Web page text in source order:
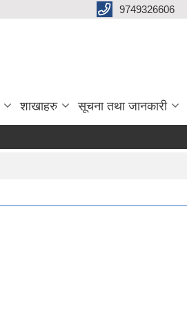
9749326606
शाखाहरु सूचना तथा जानकारी